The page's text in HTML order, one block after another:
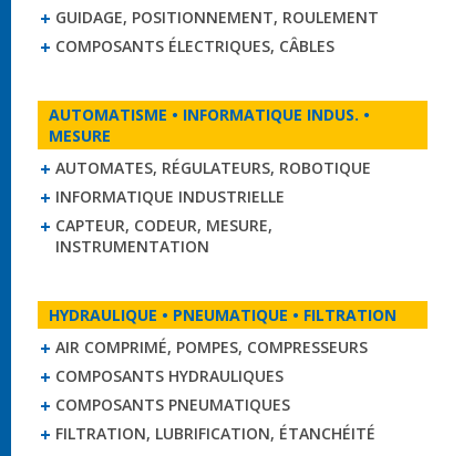
GUIDAGE, POSITIONNEMENT, ROULEMENT
COMPOSANTS ÉLECTRIQUES, CÂBLES
AUTOMATISME • INFORMATIQUE INDUS. •
MESURE
AUTOMATES, RÉGULATEURS, ROBOTIQUE
INFORMATIQUE INDUSTRIELLE
CAPTEUR, CODEUR, MESURE,
INSTRUMENTATION
HYDRAULIQUE • PNEUMATIQUE • FILTRATION
AIR COMPRIMÉ, POMPES, COMPRESSEURS
COMPOSANTS HYDRAULIQUES
COMPOSANTS PNEUMATIQUES
FILTRATION, LUBRIFICATION, ÉTANCHÉITÉ